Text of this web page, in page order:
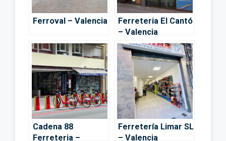
Ferroval – Valencia
Ferreteria El Cantó
– Valencia
Cadena 88
Ferreteria –
Ferretería Limar SL
– Valencia